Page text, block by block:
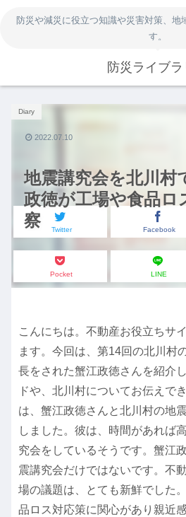
防災や減災に役立つ知識や災害対策、地
す。
防災ライブラ
地震講究会を北川村
政徳が工場や食品ロ
察
Diary
Twitter Facebook
Pocket LINE
2022.07.10
こんにちは。不動産お役立ちサ
ます。今回は、第14回の北川村
長をされた蟹江政徳さんを紹介
ドや、北川村についてお伝えで
は、蟹江政徳さんと北川村の地
しました。彼は、時間があれば
究会をしているそうです。蟹江
震講究会だけではないです。不
場の議題は、とても新鮮でした
品ロス対応策に関心があり親近